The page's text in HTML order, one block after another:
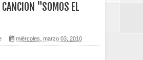
CANCION "SOMOS EL
miércoles, marzo 03, 2010